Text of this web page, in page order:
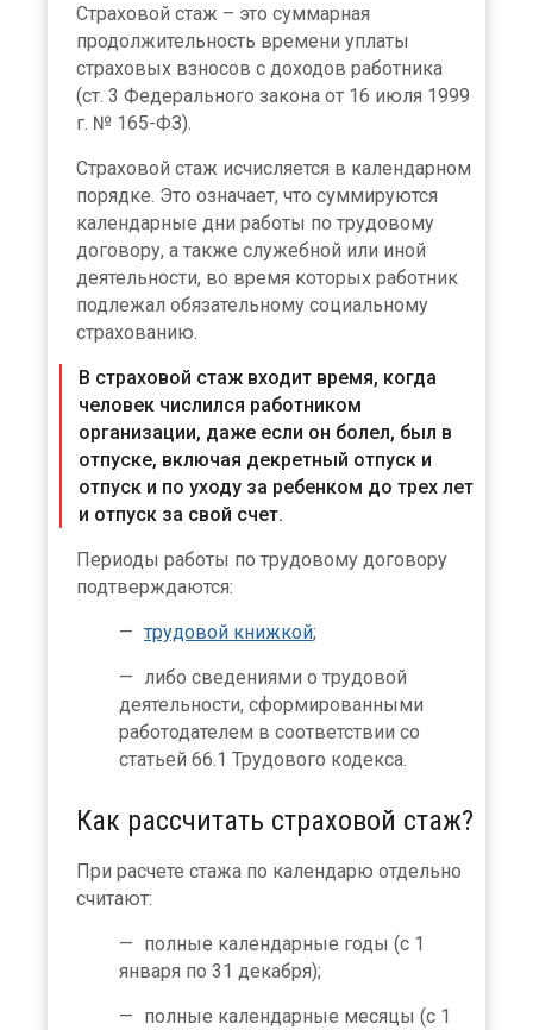
Страховой стаж – это суммарная
продолжительность времени уплаты
страховых взносов с доходов работника
(ст. 3 Федерального закона от 16 июля 1999
г. № 165-ФЗ).
Страховой стаж исчисляется в календарном
порядке. Это означает, что суммируются
календарные дни работы по трудовому
договору, а также служебной или иной
деятельности, во время которых работник
подлежал обязательному социальному
страхованию.
В страховой стаж входит время, когда
человек числился работником
организации, даже если он болел, был в
отпуске, включая декретный отпуск и
отпуск и по уходу за ребенком до трех лет
и отпуск за свой счет.
Периоды работы по трудовому договору
подтверждаются:
трудовой книжкой;
либо сведениями о трудовой
деятельности, сформированными
работодателем в соответствии со
статьей 66.1 Трудового кодекса.
Как рассчитать страховой стаж?
При расчете стажа по календарю отдельно
считают:
полные календарные годы (с 1
января по 31 декабря);
полные календарные месяцы (с 1